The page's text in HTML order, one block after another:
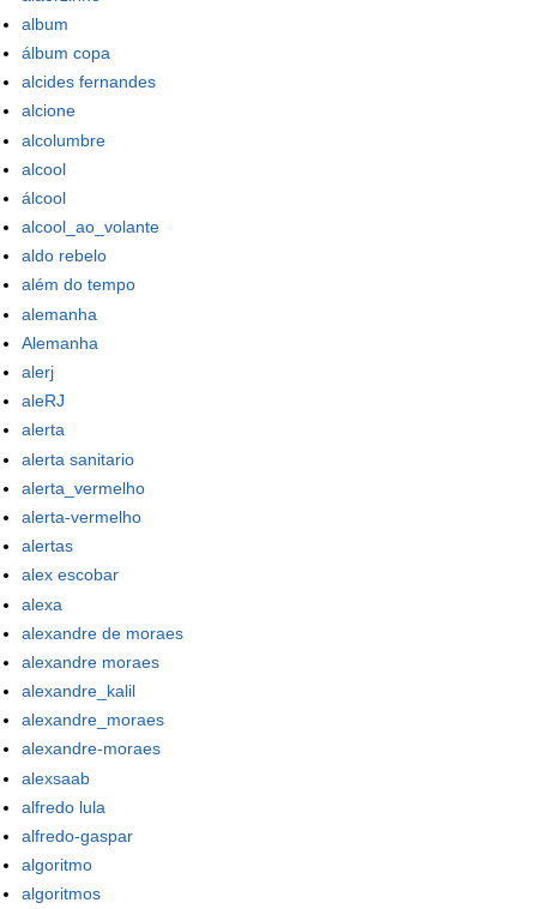
album
álbum copa
alcides fernandes
alcione
alcolumbre
alcool
álcool
alcool_ao_volante
aldo rebelo
além do tempo
alemanha
Alemanha
alerj
aleRJ
alerta
alerta sanitario
alerta_vermelho
alerta-vermelho
alertas
alex escobar
alexa
alexandre de moraes
alexandre moraes
alexandre_kalil
alexandre_moraes
alexandre-moraes
alexsaab
alfredo lula
alfredo-gaspar
algoritmo
algoritmos